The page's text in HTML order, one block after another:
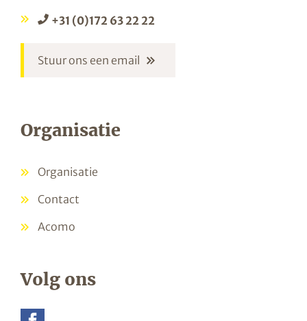
+31 (0)172 63 22 22
Stuur ons een email
Organisatie
Organisatie
Contact
Acomo
Volg ons